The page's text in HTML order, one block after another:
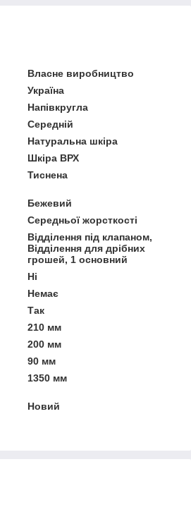
Власне виробництво
Україна
Напівкругла
Середній
Натуральна шкіра
Шкіра ВРХ
Тиснена
Бежевий
Середньої жорсткості
Відділення під клапаном,
Відділення для дрібних
грошей, 1 основний
Ні
Немає
Так
210 мм
200 мм
90 мм
1350 мм
Новий